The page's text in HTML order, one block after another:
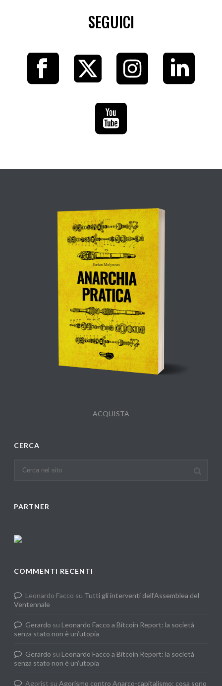
SEGUICI
ACQUISTA
CERCA
PARTNER
COMMENTI RECENTI
Leonardo Facco su Tutti gli interventi dell’Assemblea del
Ventennale
Gerardo su Leonardo Facco a Bitcoin Report: la società
senza stato non è un’utopia
Gerardo su Leonardo Facco a Bitcoin Report: la società
senza stato non è un’utopia
Agorist suAgorismo contro Anarco-capitalismo: cosa sono